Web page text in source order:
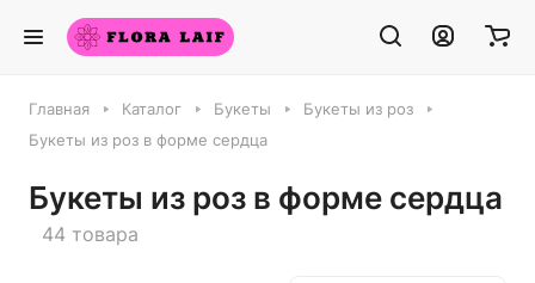
Главная Каталог Букеты
Букеты из роз
Букеты из роз в форме сердца
Букеты из роз в форме сердца
44 товара